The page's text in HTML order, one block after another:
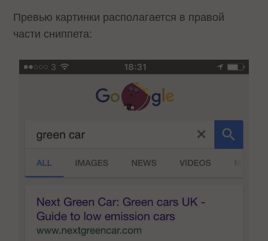
Превью картинки располагается в правой
части сниппета: